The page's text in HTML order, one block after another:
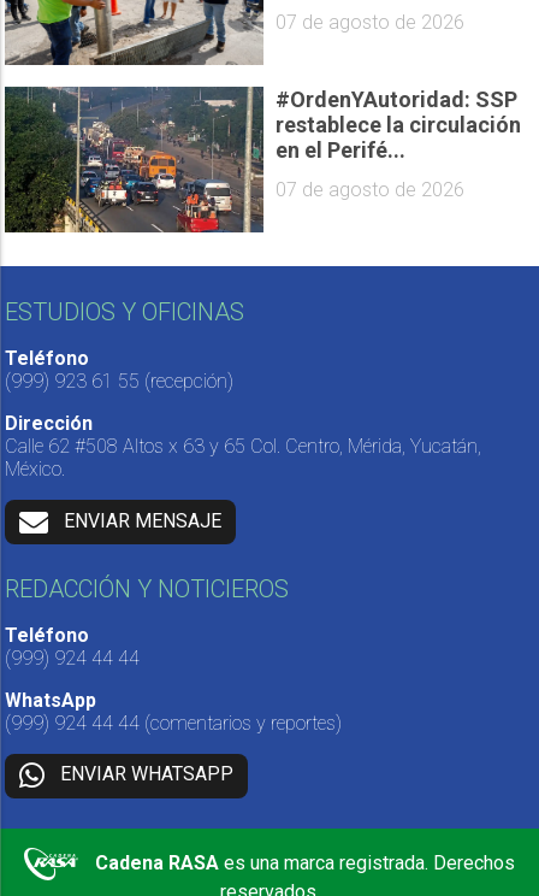
07 de agosto de 2026
#OrdenYAutoridad: SSP
restablece la circulación
en el Perifé...
07 de agosto de 2026
ESTUDIOS Y OFICINAS
Teléfono
(999) 923 61 55 (recepción)
Dirección
Calle 62 #508 Altos x 63 y 65 Col. Centro, Mérida, Yucatán,
México.
ENVIAR MENSAJE
REDACCIÓN Y NOTICIEROS
Teléfono
(999) 924 44 44
WhatsApp
(999) 924 44 44 (comentarios y reportes)
ENVIAR WHATSAPP
Cadena RASA es una marca registrada. Derechos
reservados.